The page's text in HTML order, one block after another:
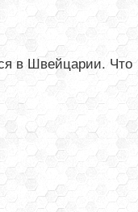
в Швейцарии. Что